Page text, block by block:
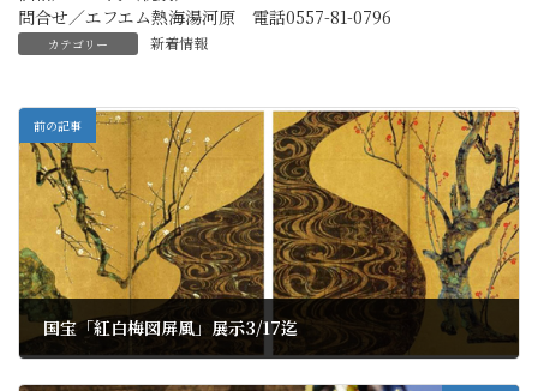
問合せ／エフエム熱海湯河原 電話0557-81-0796
カテゴリー 新着情報
前の記事
国宝「紅白梅図屏風」展示3/17迄